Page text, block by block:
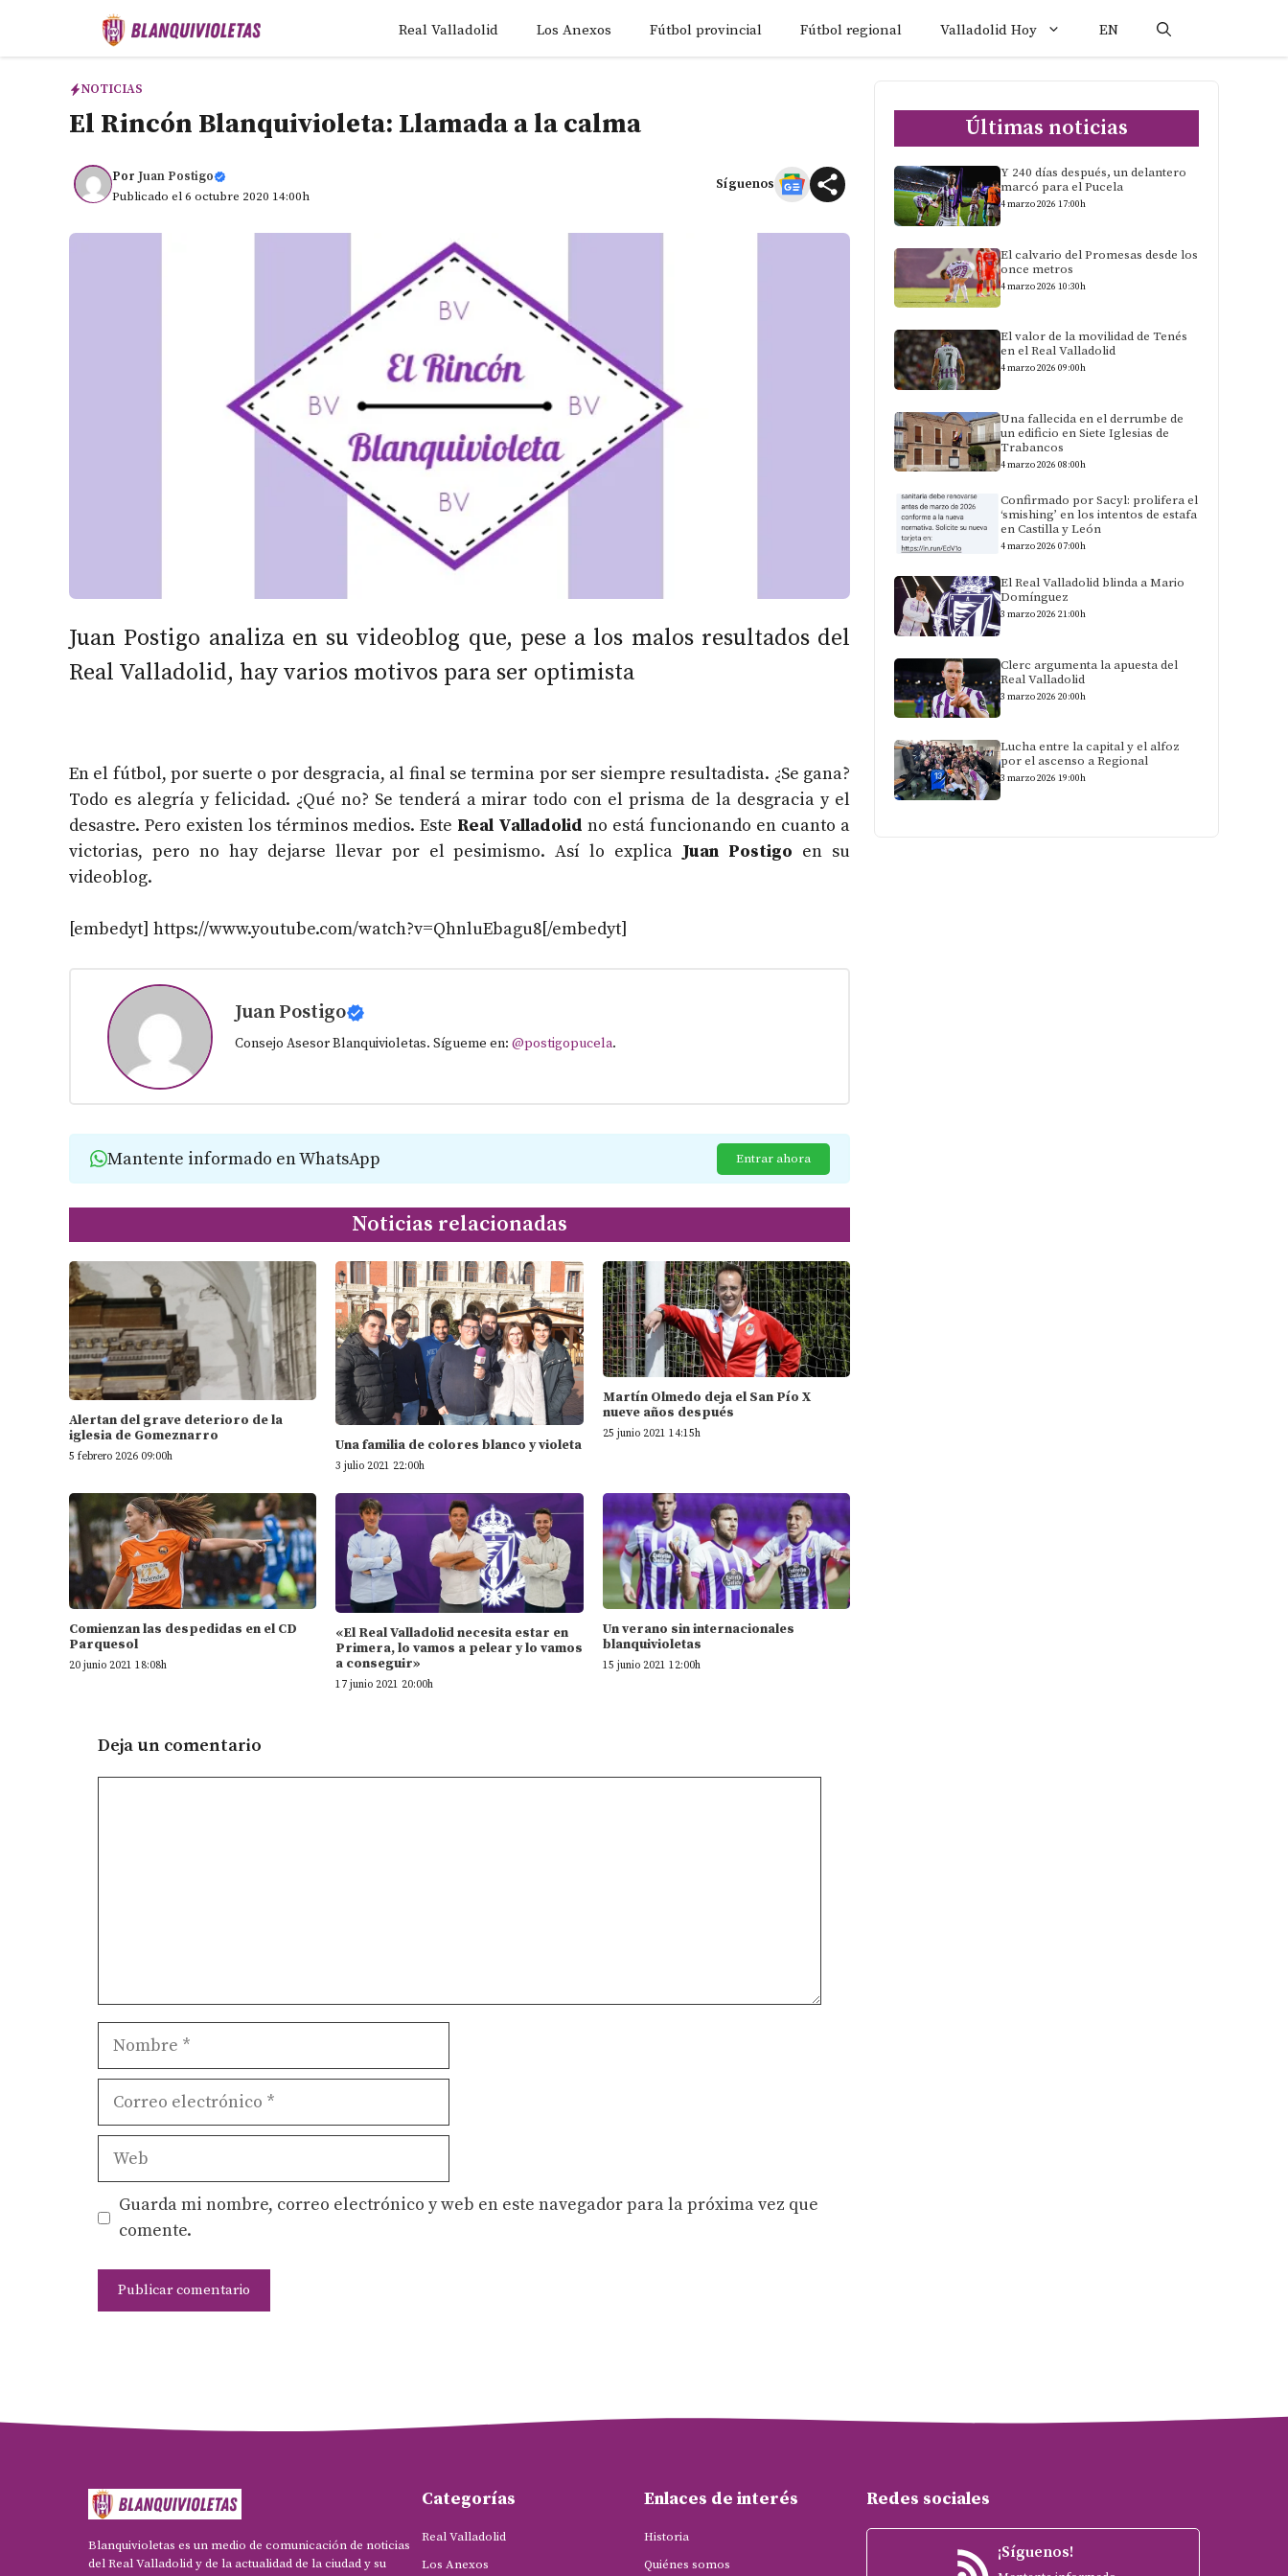
Real Valladolid Los Anexos Fútbol provincial Fútbol regional Valladolid Hoy EN
NOTICIAS
El Rincón Blanquivioleta: Llamada a la calma
Por Juan Postigo
Publicado el 6 octubre 2020 14:00h
Síguenos
Juan Postigo analiza en su videoblog que, pese a los malos resultados del
Real Valladolid, hay varios motivos para ser optimista
En el fútbol, por suerte o por desgracia, al final se termina por ser siempre resultadista. ¿Se gana?
Todo es alegría y felicidad. ¿Qué no? Se tenderá a mirar todo con el prisma de la desgracia y el
desastre. Pero existen los términos medios. Este Real Valladolid no está funcionando en cuanto a
victorias, pero no hay dejarse llevar por el pesimismo. Así lo explica Juan Postigo en su
videoblog.
[embedyt] https://www.youtube.com/watch?v=QhnluEbagu8[/embedyt]
Juan Postigo
Consejo Asesor Blanquivioletas. Sígueme en: @postigopucela.
Mantente informado en WhatsApp Entrar ahora
Noticias relacionadas
Alertan del grave deterioro de la
iglesia de Gomeznarro
5 febrero 2026 09:00h
Una familia de colores blanco y violeta
3 julio 2021 22:00h
Martín Olmedo deja el San Pío X
nueve años después
25 junio 2021 14:15h
Comienzan las despedidas en el CD
Parquesol
20 junio 2021 18:08h
«El Real Valladolid necesita estar en
Primera, lo vamos a pelear y lo vamos
a conseguir»
17 junio 2021 20:00h
Un verano sin internacionales
blanquivioletas
15 junio 2021 12:00h
Deja un comentario
Nombre
Correo
Web
Guarda mi nombre, correo electrónico y web en este navegador para la próxima vez que
comente.
Últimas noticias
Y 240 días después, un delantero
marcó para el Pucela
4 marzo 2026 17:00h
El calvario del Promesas desde los
once metros
4 marzo 2026 10:30h
El valor de la movilidad de Tenés
en el Real Valladolid
4 marzo 2026 09:00h
Una fallecida en el derrumbe de
un edificio en Siete Iglesias de
Trabancos
4 marzo 2026 08:00h
Confirmado por Sacyl: prolifera el
‘smishing’ en los intentos de estafa
en Castilla y León
4 marzo 2026 07:00h
El Real Valladolid blinda a Mario
Domínguez
3 marzo 2026 21:00h
Clerc argumenta la apuesta del
Real Valladolid
3 marzo 2026 20:00h
Lucha entre la capital y el alfoz
por el ascenso a Regional
3 marzo 2026 19:00h
Blanquivioletas es un medio de comunicación de noticias
del Real Valladolid y de la actualidad de la ciudad y su
Categorías
Real Valladolid
Los Anexos
Enlaces de interés
Historia
Quiénes somos
Redes sociales
¡Síguenos!